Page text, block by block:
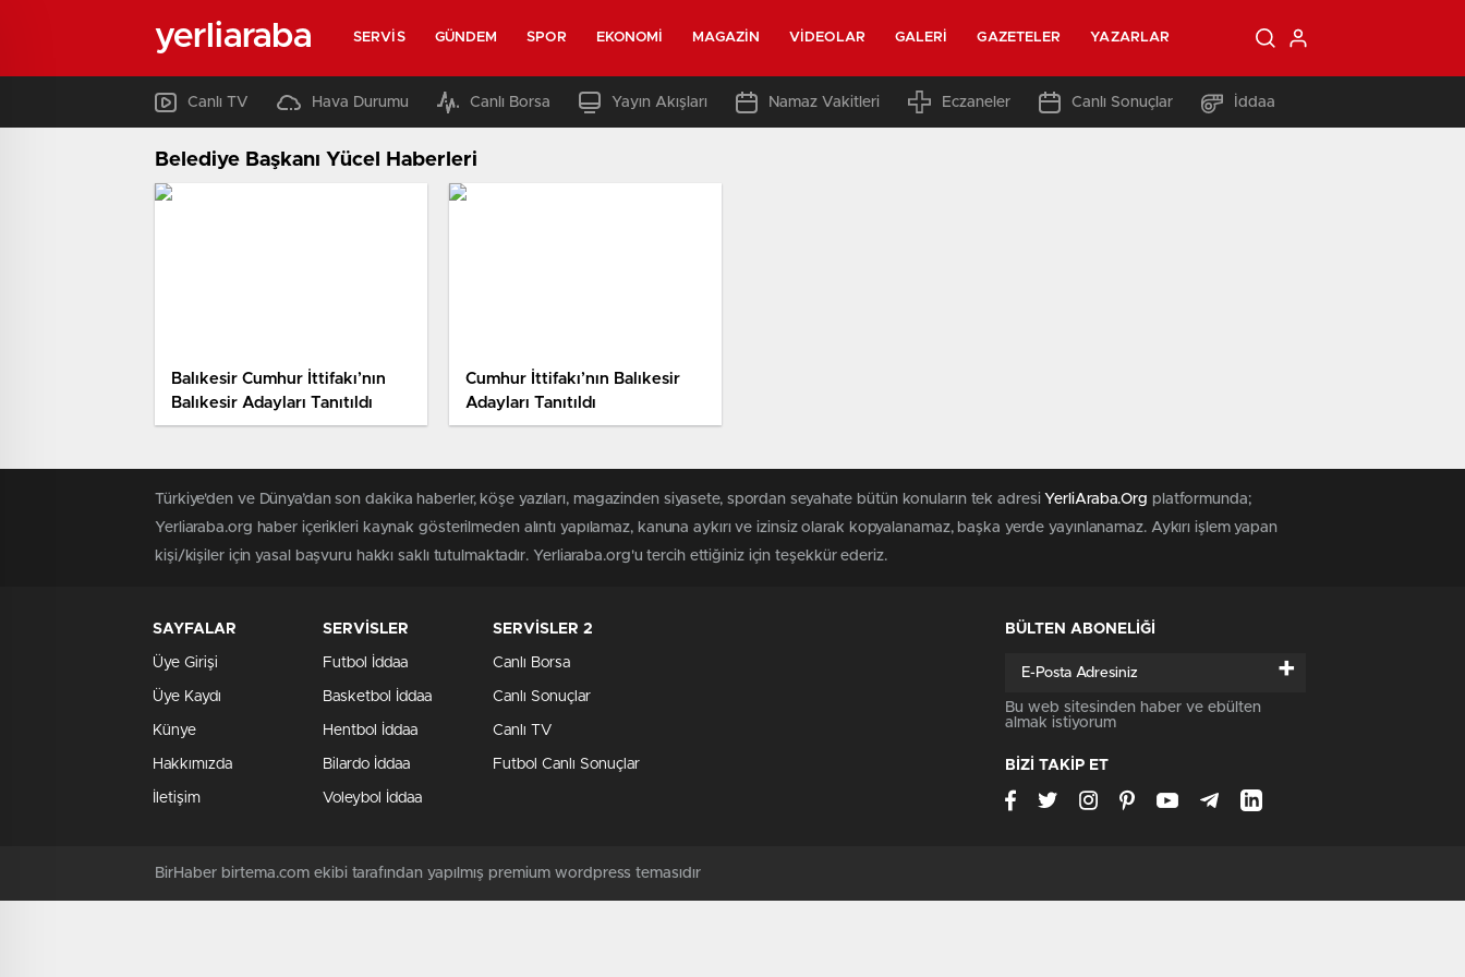
yerliaraba SERVIS GÜNDEM SPOR EKONOMI MAGAZIN VIDEOLAR GALERI GAZETELER YAZARLAR
Canlı TV Hava Durumu Canlı Borsa Yayın Akışları Namaz Vakitleri Eczaneler Canlı Sonuçlar İddaa
Belediye Başkanı Yücel Haberleri
Balıkesir Cumhur İttifakı’nın
Balıkesir Adayları Tanıtıldı
Cumhur İttifakı’nın Balıkesir
Adayları Tanıtıldı
Türkiye'den ve Dünya’dan son dakika haberler, köşe yazıları, magazinden siyasete, spordan seyahate bütün konuların tek adresi YerliAraba.Org platformunda;
Yerliaraba.org haber içerikleri kaynak gösterilmeden alıntı yapılamaz, kanuna aykırı ve izinsiz olarak kopyalanamaz, başka yerde yayınlanamaz. Aykırı işlem yapan
kişi/kişiler için yasal başvuru hakkı saklı tutulmaktadır. Yerliaraba.org'u tercih ettiğiniz için teşekkür ederiz.
SAYFALAR
Üye Girişi
Üye Kaydı
Künye
Hakkımızda
İletişim
SERVİSLER
Futbol İddaa
Basketbol İddaa
Hentbol İddaa
Bilardo İddaa
Voleybol İddaa
SERVİSLER 2
Canlı Borsa
Canlı Sonuçlar
Canlı TV
Futbol Canlı Sonuçlar
BÜLTEN ABONELİĞİ
+
Bu web sitesinden haber ve ebülten
almak istiyorum
BİZİ TAKİP ET
BirHaber birtema.com ekibi tarafından yapılmış premium wordpress temasıdır